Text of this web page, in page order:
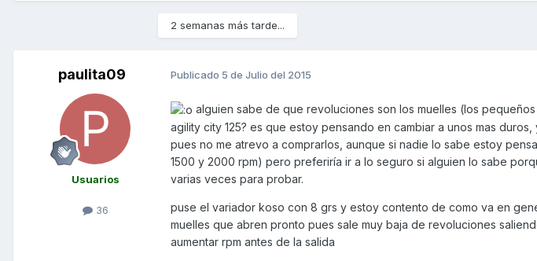
2 semanas más tarde...
paulita09
Usuarios
36
Publicado 5 de Julio del 2015
alguien sabe de que revoluciones son los muelles (los
agility city 125? es que estoy pensando en cambiar a unos mas
pues no me atrevo a comprarlos, aunque si nadie lo sabe estoy
1500 y 2000 rpm) pero preferiría ir a lo seguro si alguien lo sabe
varias veces para probar.
puse el variador koso con 8 grs y estoy contento de como va en
muelles que abren pronto pues sale muy baja de revoluciones
aumentar rpm antes de la salida